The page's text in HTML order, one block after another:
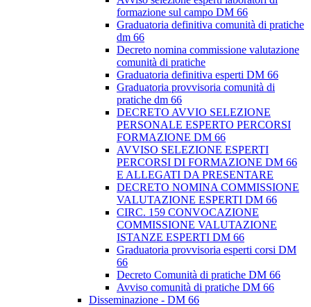
formazione sul campo DM 66
Graduatoria definitiva comunità di pratiche
dm 66
Decreto nomina commissione valutazione
comunità di pratiche
Graduatoria definitiva esperti DM 66
Graduatoria provvisoria comunità di
pratiche dm 66
DECRETO AVVIO SELEZIONE
PERSONALE ESPERTO PERCORSI
FORMAZIONE DM 66
AVVISO SELEZIONE ESPERTI
PERCORSI DI FORMAZIONE DM 66
E ALLEGATI DA PRESENTARE
DECRETO NOMINA COMMISSIONE
VALUTAZIONE ESPERTI DM 66
CIRC. 159 CONVOCAZIONE
COMMISSIONE VALUTAZIONE
ISTANZE ESPERTI DM 66
Graduatoria provvisoria esperti corsi DM
66
Decreto Comunità di pratiche DM 66
Avviso comunità di pratiche DM 66
Disseminazione - DM 66